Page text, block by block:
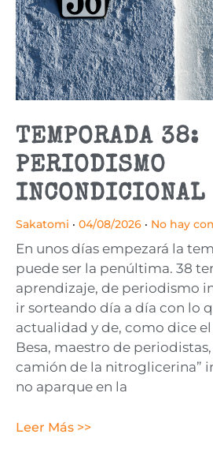
TEMPORADA 38:
PERIODISMO
INCONDICIONAL
Sakatomi 04/08/2026 No hay
En unos días empezará la
puede ser la penúltima. 38
aprendizaje, de periodismo
ir sorteando día a día con lo
actualidad y de, como dice
Besa, maestro de
camión de la nitroglicerina”
no aparque en la
Leer Más >>